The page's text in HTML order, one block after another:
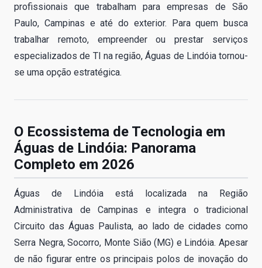
profissionais que trabalham para empresas de São
Paulo, Campinas e até do exterior. Para quem busca
trabalhar remoto, empreender ou prestar serviços
especializados de TI na região, Águas de Lindóia tornou-
se uma opção estratégica.
O Ecossistema de Tecnologia em
Águas de Lindóia: Panorama
Completo em 2026
Águas de Lindóia está localizada na Região
Administrativa de Campinas e integra o tradicional
Circuito das Águas Paulista, ao lado de cidades como
Serra Negra, Socorro, Monte Sião (MG) e Lindóia. Apesar
de não figurar entre os principais polos de inovação do